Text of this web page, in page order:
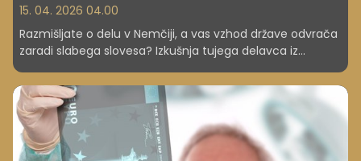
15. 04. 2026 04.00
Razmišljate o delu v Nemčiji, a vas vzhod države odvrača
zaradi slabega slovesa? Izkušnja tujega delavca iz
realnosti – tako pri delu kot pri vsakdanjem življenju.